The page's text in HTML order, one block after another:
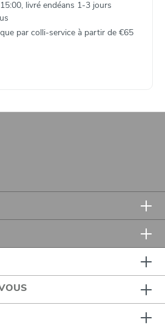
livré endéans 1-3 jours
par colli‑service à partir de €65